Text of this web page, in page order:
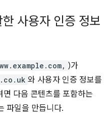
사용자 인증 정보
)가
와 사용자 인증 정보를
다음 콘텐츠를 포함하는
파일을 만듭니다.